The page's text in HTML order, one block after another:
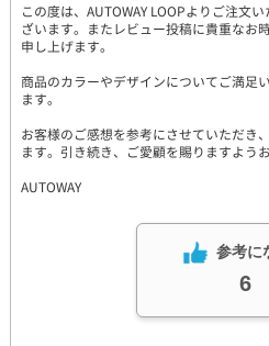
この度は、AUTOWAY LOOPよりご注文
ざいます。またレビュー投稿に貴重なお
申し上げます。
商品のカラーやデザインについてご満足
ます。
お客様のご感想を参考にさせていただき
ます。引き続き、ご愛顧を賜りますよう
AUTOWAY
参考に
6